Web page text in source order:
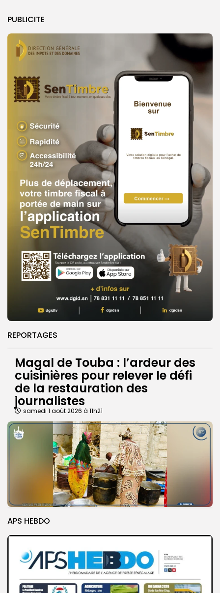
PUBLICITE
REPORTAGES
Magal de Touba : l’ardeur des
cuisinières pour relever le défi
de la restauration des
journalistes
samedi 1 août 2026 à 11h21
APS HEBDO